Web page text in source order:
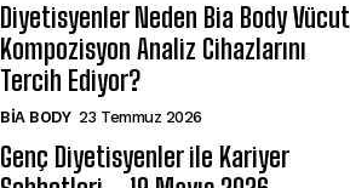
Diyetisyenler Neden Bia Body Vücut
Kompozisyon Analiz Cihazlarını
Tercih Ediyor?
BIA BODY 23 Temmuz 2026
Genç Diyetisyenler ile Kariyer